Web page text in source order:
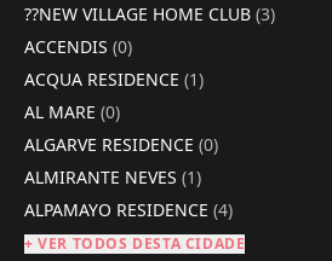
??NEW VILLAGE HOME CLUB (3)
ACCENDIS (0)
ACQUA RESIDENCE (1)
AL MARE (0)
ALGARVE RESIDENCE (0)
ALMIRANTE NEVES (1)
ALPAMAYO RESIDENCE (4)
+ VER TODOS DESTA CIDADE